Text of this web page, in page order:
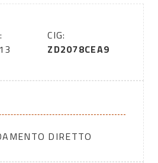
CIG:
ZD2078CEA9
DIRETTO